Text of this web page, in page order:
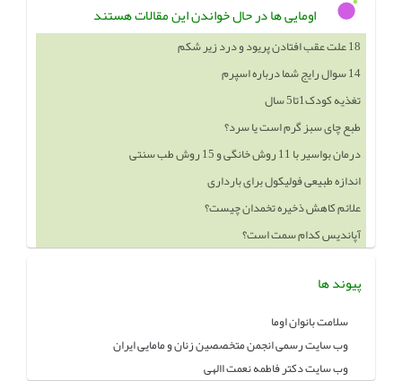
اومایی ها در حال خواندن این مقالات هستند
18 علت عقب افتادن پریود و درد زیر شکم
14 سوال رایج شما درباره اسپرم
تغذیه کودک1تا5 سال
طبع چای سبز گرم است یا سرد؟
درمان بواسیر با 11 روش خانگی و 15 روش طب سنتی
اندازه طبیعی فولیکول برای بارداری
علائم کاهش ذخیره تخمدان چیست؟
آپاندیس کدام سمت است؟
پیوند ها
سلامت بانوان اوما
وب سایت رسمی انجمن متخصصین زنان و مامایی ایران
وب سایت دکتر فاطمه نعمت االهی